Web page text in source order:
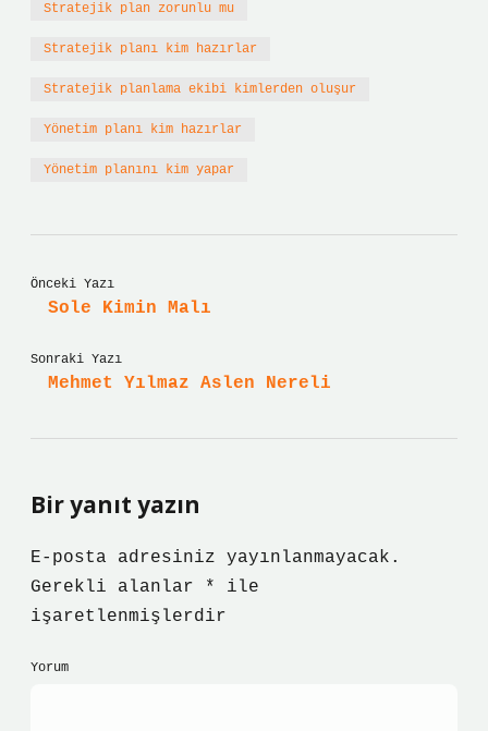
Stratejik plan zorunlu mu
Stratejik planı kim hazırlar
Stratejik planlama ekibi kimlerden oluşur
Yönetim planı kim hazırlar
Yönetim planını kim yapar
Önceki Yazı
Sole Kimin Malı
Sonraki Yazı
Mehmet Yılmaz Aslen Nereli
Bir yanıt yazın
E-posta adresiniz yayınlanmayacak.
Gerekli alanlar
*
ile
işaretlenmişlerdir
Yorum